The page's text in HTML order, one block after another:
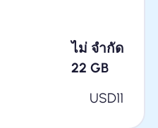
ไม่ จำกัด
22 GB
USD11